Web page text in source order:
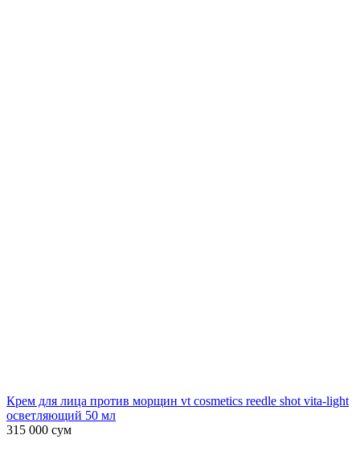
Крем для лица против морщин vt cosmetics reedle shot vita-light
осветляющий 50 мл
315 000 сум